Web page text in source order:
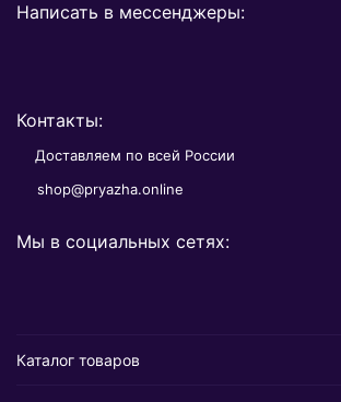
Написать в мессенджеры:
Контакты:
Доставляем по всей России
shop@pryazha.online
Мы в социальных сетях:
Каталог товаров